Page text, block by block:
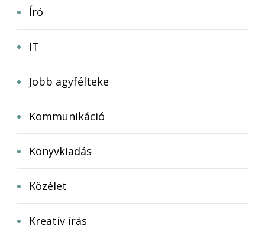
Író
IT
Jobb agyfélteke
Kommunikáció
Könyvkiadás
Közélet
Kreatív írás